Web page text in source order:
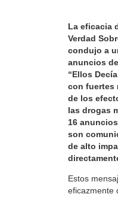
La eficacia
Verdad
condujo a
anuncios
“Ellos
con fuertes
de los
las drogas
16
son
de alto
Estos
eficazmente